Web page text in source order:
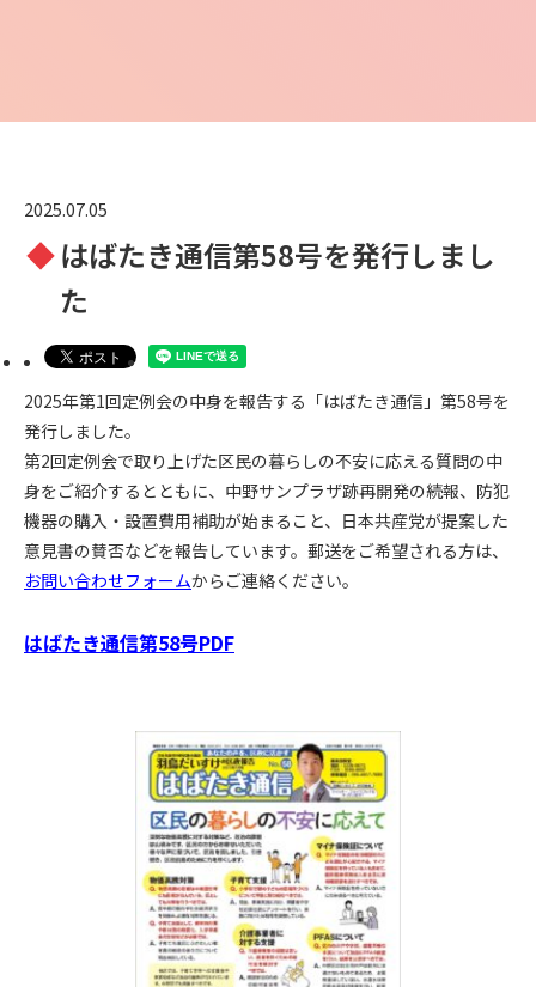
2025.07.05
はばたき通信第58号を発行しまし
た
2025年第1回定例会の中身を報告する「はばたき通信」第58号を
発行しました。
第2回定例会で取り上げた区民の暮らしの不安に応える質問の中
身をご紹介するとともに、中野サンプラザ跡再開発の続報、防犯
機器の購入・設置費用補助が始まること、日本共産党が提案した
意見書の賛否などを報告しています。郵送をご希望される方は、
お問い合わせフォームからご連絡ください。
はばたき通信第58号PDF